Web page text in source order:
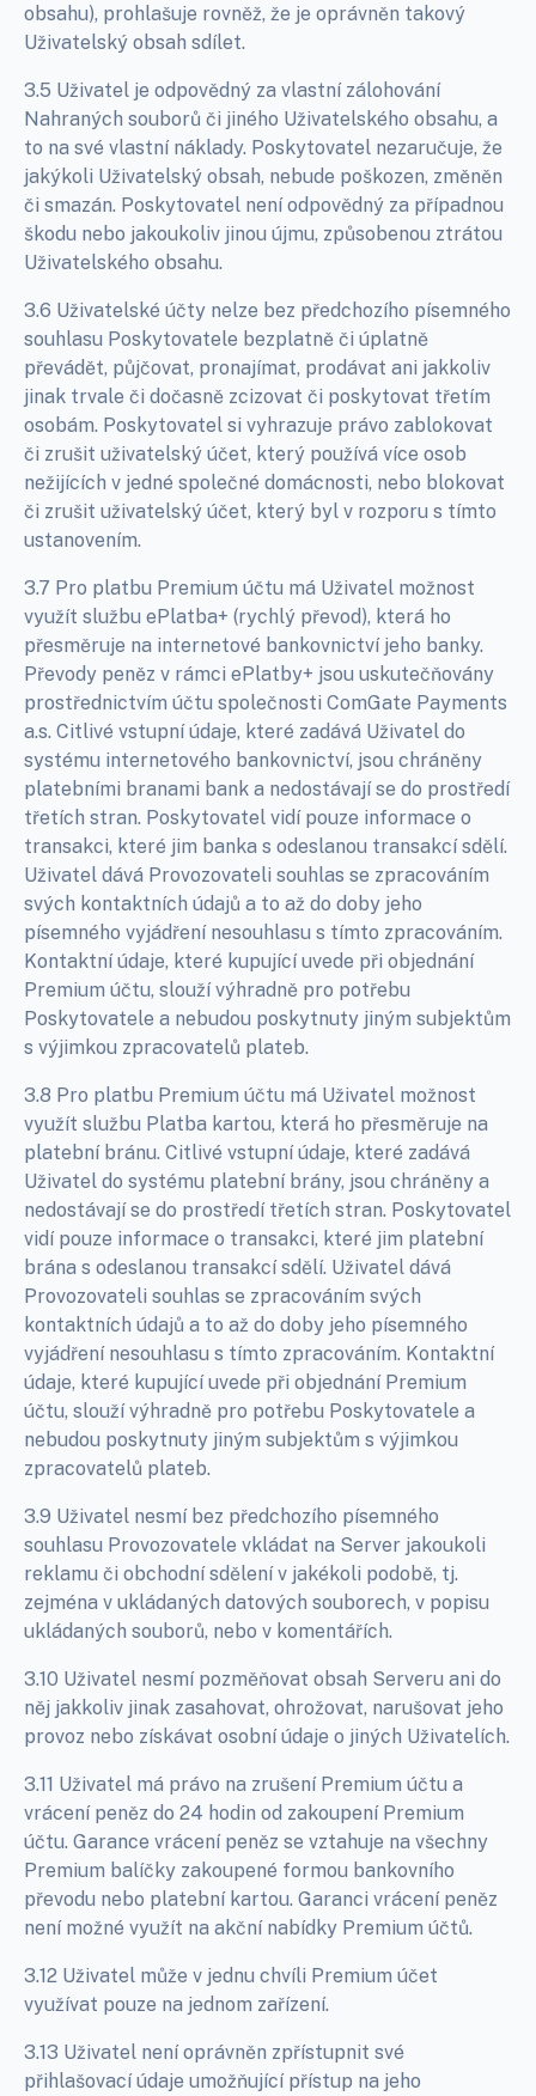
obsahu), prohlašuje rovněž, že je oprávněn takový
Uživatelský obsah sdílet.
3.5 Uživatel je odpovědný za vlastní zálohování
Nahraných souborů či jiného Uživatelského obsahu, a
to na své vlastní náklady. Poskytovatel nezaručuje, že
jakýkoli Uživatelský obsah, nebude poškozen, změněn
či smazán. Poskytovatel není odpovědný za případnou
škodu nebo jakoukoliv jinou újmu, způsobenou ztrátou
Uživatelského obsahu.
3.6 Uživatelské účty nelze bez předchozího písemného
souhlasu Poskytovatele bezplatně či úplatně
převádět, půjčovat, pronajímat, prodávat ani jakkoliv
jinak trvale či dočasně zcizovat či poskytovat třetím
osobám. Poskytovatel si vyhrazuje právo zablokovat
či zrušit uživatelský účet, který používá více osob
nežijících v jedné společné domácnosti, nebo blokovat
či zrušit uživatelský účet, který byl v rozporu s tímto
ustanovením.
3.7 Pro platbu Premium účtu má Uživatel možnost
využít službu ePlatba+ (rychlý převod), která ho
přesměruje na internetové bankovnictví jeho banky.
Převody peněz v rámci ePlatby+ jsou uskutečňovány
prostřednictvím účtu společnosti ComGate Payments
a.s. Citlivé vstupní údaje, které zadává Uživatel do
systému internetového bankovnictví, jsou chráněny
platebními branami bank a nedostávají se do prostředí
třetích stran. Poskytovatel vidí pouze informace o
transakci, které jim banka s odeslanou transakcí sdělí.
Uživatel dává Provozovateli souhlas se zpracováním
svých kontaktních údajů a to až do doby jeho
písemného vyjádření nesouhlasu s tímto zpracováním.
Kontaktní údaje, které kupující uvede při objednání
Premium účtu, slouží výhradně pro potřebu
Poskytovatele a nebudou poskytnuty jiným subjektům
s výjimkou zpracovatelů plateb.
3.8 Pro platbu Premium účtu má Uživatel možnost
využít službu Platba kartou, která ho přesměruje na
platební bránu. Citlivé vstupní údaje, které zadává
Uživatel do systému platební brány, jsou chráněny a
nedostávají se do prostředí třetích stran. Poskytovatel
vidí pouze informace o transakci, které jim platební
brána s odeslanou transakcí sdělí. Uživatel dává
Provozovateli souhlas se zpracováním svých
kontaktních údajů a to až do doby jeho písemného
vyjádření nesouhlasu s tímto zpracováním. Kontaktní
údaje, které kupující uvede při objednání Premium
účtu, slouží výhradně pro potřebu Poskytovatele a
nebudou poskytnuty jiným subjektům s výjimkou
zpracovatelů plateb.
3.9 Uživatel nesmí bez předchozího písemného
souhlasu Provozovatele vkládat na Server jakoukoli
reklamu či obchodní sdělení v jakékoli podobě, tj.
zejména v ukládaných datových souborech, v popisu
ukládaných souborů, nebo v komentářích.
3.10 Uživatel nesmí pozměňovat obsah Serveru ani do
něj jakkoliv jinak zasahovat, ohrožovat, narušovat jeho
provoz nebo získávat osobní údaje o jiných Uživatelích.
3.11 Uživatel má právo na zrušení Premium účtu a
vrácení peněz do 24 hodin od zakoupení Premium
účtu. Garance vrácení peněz se vztahuje na všechny
Premium balíčky zakoupené formou bankovního
převodu nebo platební kartou. Garanci vrácení peněz
není možné využít na akční nabídky Premium účtů.
3.12 Uživatel může v jednu chvíli Premium účet
využívat pouze na jednom zařízení.
3.13 Uživatel není oprávněn zpřístupnit své
přihlašovací údaje umožňující přístup na jeho